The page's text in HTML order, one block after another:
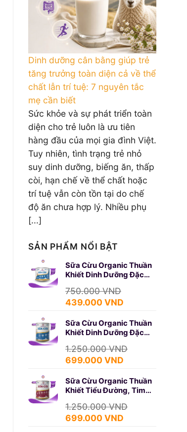
Dinh dưỡng cân bằng giúp trẻ
tăng trưởng toàn diện cả về thể
chất lẫn trí tuệ: 7 nguyên tắc
mẹ cần biết
Sức khỏe và sự phát triển toàn
diện cho trẻ luôn là ưu tiên
hàng đầu của mọi gia đình Việt.
Tuy nhiên, tình trạng trẻ nhỏ
suy dinh dưỡng, biếng ăn, thấp
còi, hạn chế về thể chất hoặc
trí tuệ vẫn còn tồn tại do chế
độ ăn chưa hợp lý. Nhiều phụ
[...]
SẢN PHẨM NỔI BẬT
Sữa Cừu Organic Thuần
Khiết Dinh Dưỡng Đặc
750.000VND
Giá
là:
750.000 VND.
439.000 VND
tại
là:
439.000 VND.
Sữa Cừu Organic Thuần
Khiết Dinh Dưỡng Đặc
1.250.000VND
Giá
là:
1.250.000 VND.
699.000 VND
tại
là:
699.000 VND.
Sữa Cừu Organic Thuần
Khiết Tiểu Đường, Tim
1.250.000VND
Giá
699.000 VND